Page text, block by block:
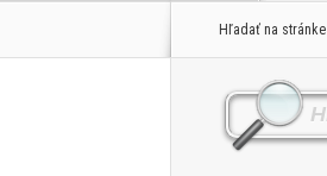
Hľadať na stránke